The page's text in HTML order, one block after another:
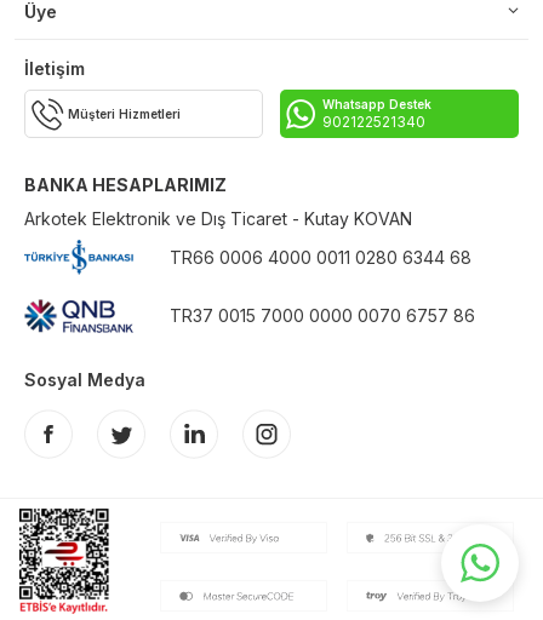
Üye
İletişim
Müşteri Hizmetleri
Whatsapp Destek
902122521340
BANKA HESAPLARIMIZ
Arkotek Elektronik ve Dış Ticaret - Kutay KOVAN
TR66 0006 4000 0011 0280 6344 68
TR37 0015 7000 0000 0070 6757 86
Sosyal Medya